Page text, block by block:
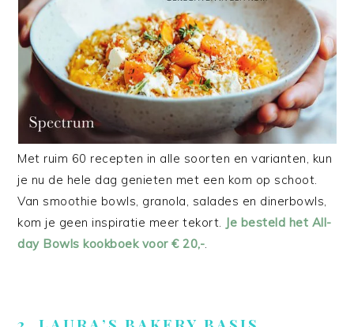
Met ruim 60 recepten in alle soorten en varianten, kun
je nu de hele dag genieten met een kom op schoot.
Van smoothie bowls, granola, salades en dinerbowls,
kom je geen inspiratie meer tekort. Je besteld het All-
day Bowls kookboek voor € 20,-.